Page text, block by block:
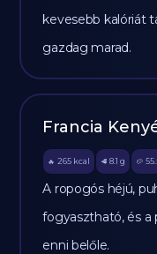
kevesebb kalóriát
gazdag marad.
Francia
🔥 265 kcal 🥩 8.1 g 🥔
A ropogós héjú,
fogyasztható, és
enni belőle.